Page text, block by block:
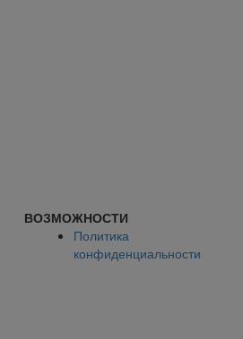
ВОЗМОЖНОСТИ
Политика
конфиденциальности